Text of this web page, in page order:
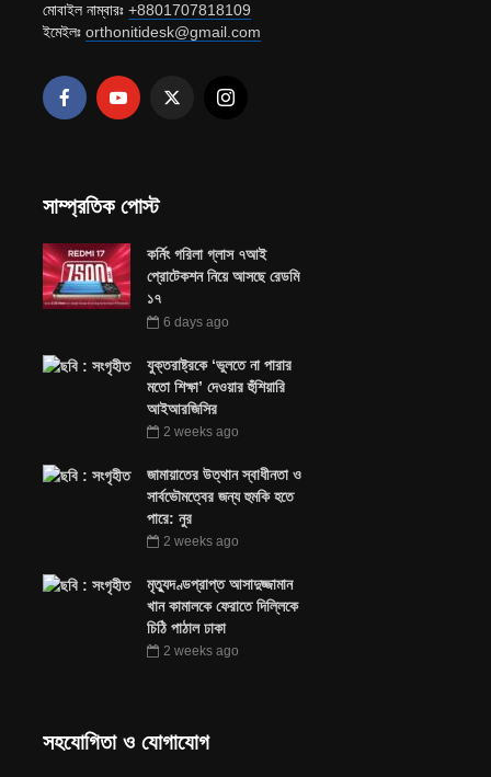
মোবাইল নাম্বারঃ +8801707818109
ইমেইলঃ orthonitidesk@gmail.com
সাম্প্রতিক পোস্ট
কর্নিং গরিলা গ্লাস ৭আই
প্রোটেকশন নিয়ে আসছে রেডমি
১৭
6 days ago
যুক্তরাষ্ট্রকে ‘ভুলতে না পারার
মতো শিক্ষা’ দেওয়ার হুঁশিয়ারি
আইআরজিসির
2 weeks ago
জামায়াতের উত্থান স্বাধীনতা ও
সার্বভৌমত্বের জন্য হুমকি হতে
পারে: নুর
2 weeks ago
মৃত্যুদণ্ডপ্রাপ্ত আসাদুজ্জামান
খান কামালকে ফেরাতে দিল্লিকে
চিঠি পাঠাল ঢাকা
2 weeks ago
সহযোগিতা ও যোগাযোগ